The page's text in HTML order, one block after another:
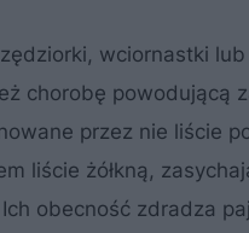
wciornastki lub
chorobę powodującą
przez nie liście
liście żółkną,
obecność zdradza